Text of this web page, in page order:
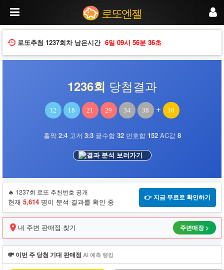
젤
로
서
로
당
확
률
높
로또엔젤
로또추첨 1237회차남은시간 6일 09시 56분 35초
1236회 당첨결과
12 18 21 29 34 38 + 10
홀짝 2:4고저 3:3끝수합 32번호합 152AC값 8
결과 분석 보러가기
🔥 1237회 로또 추천번호 공개
현재 5,614 명이 분석 결과를 확인 중 👉 지금 무료로 확인하기
내 주변 판매점 찾기 주변매장 >
💸 이번 주 당첨 기대 판매점 AI 예측 랭킹